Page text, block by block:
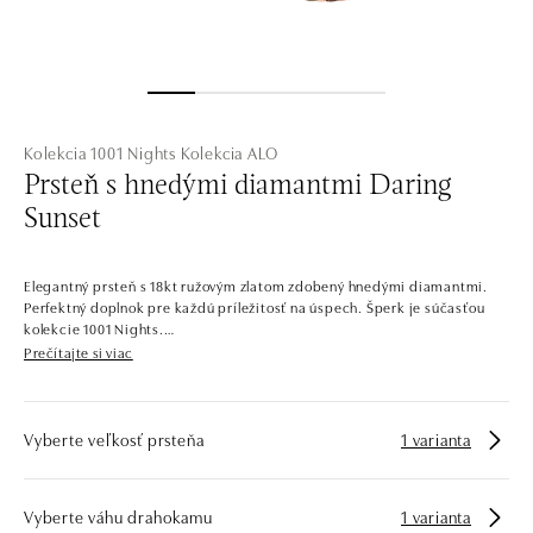
Kolekcia 1001 Nights Kolekcia ALO
Prsteň s hnedými diamantmi Daring
Sunset
Elegantný prsteň s 18kt ružovým zlatom zdobený hnedými diamantmi.
Perfektný doplnok pre každú príležitosť na úspech. Šperk je súčasťou
kolekcie 1001 Nights.
arabských nocí. Kolekcia 1001 Nights vznikla ako jedna z prvých kolekcií
ALO diamonds a zostáva jednou z najobľúbenejších aj po všetkých tých
rokoch.
Spoločnosť ALO diamonds vyrába v Čechách šperky z diamantov a
Prečítajte si viac
Vyberte veľkosť prsteňa 1 varianta
Vyberte váhu drahokamu 1 varianta